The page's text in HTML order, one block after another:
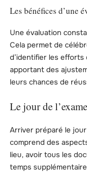
Les bénéfices d’une
Une évaluation
Cela permet de
d’identifier les
apportant des
leurs chances de
Le jour de
Arriver préparé le
comprend des
lieu, avoir tous les
temps